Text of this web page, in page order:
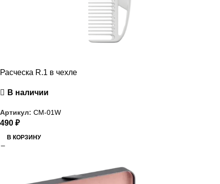
Расческа R.1 в чехле
В наличии
Артикул: CM-01W
490 ₽
В КОРЗИНУ